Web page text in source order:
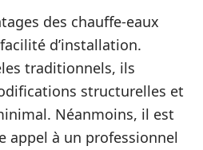
des chauffe-eaux
d’installation.
traditionnels, ils
structurelles et
Néanmoins, il est
appel à un professionnel